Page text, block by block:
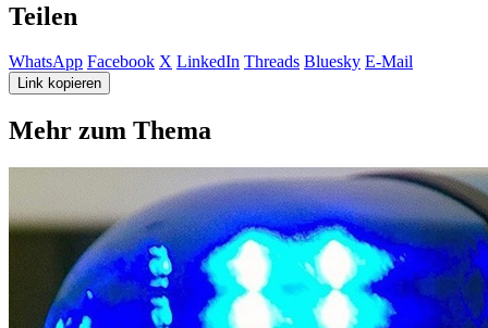
Teilen
WhatsApp Facebook X LinkedIn Threads Bluesky E-Mail
Link kopieren
Mehr zum Thema